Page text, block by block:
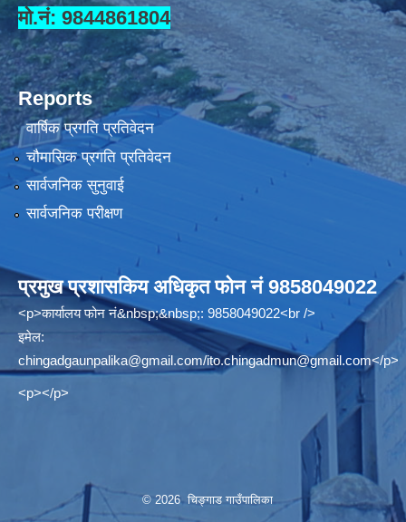
मो.नं: 9844861804
Reports
वार्षिक प्रगति प्रतिवेदन
चौमासिक प्रगति प्रतिवेदन
सार्वजनिक सुनुवाई
सार्वजनिक परीक्षण
प्रमुख प्रशासकिय अधिकृत फोन नं 9858049022
<p>कार्यालय फोन नं&nbsp;&nbsp;: 9858049022<br />
इमेल:
chingadgaunpalika@gmail.com/ito.chingadmun@gmail.com</p>
<p></p>
© 2026 चिङ्गाड गाउँपालिका